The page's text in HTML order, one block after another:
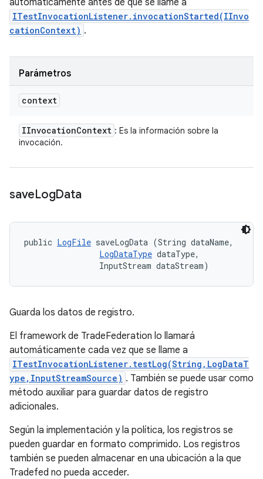
automáticamente antes de que se llame a
ITestInvocationListener.invocationStarted(IInvo
cationContext) .
Parámetros
context
IInvocationContext : Es la información sobre la
invocación.
saveLogData
public LogFile saveLogData (String dataName,
LogDataType dataType,
                InputStream dataStream)
Guarda los datos de registro.
El framework de TradeFederation lo llamará
automáticamente cada vez que se llame a
ITestInvocationListener.testLog(String,LogDataT
ype,InputStreamSource) . También se puede usar como
método auxiliar para guardar datos de registro
adicionales.
Según la implementación y la política, los registros se
pueden guardar en formato comprimido. Los registros
también se pueden almacenar en una ubicación a la que
Tradefed no pueda acceder.